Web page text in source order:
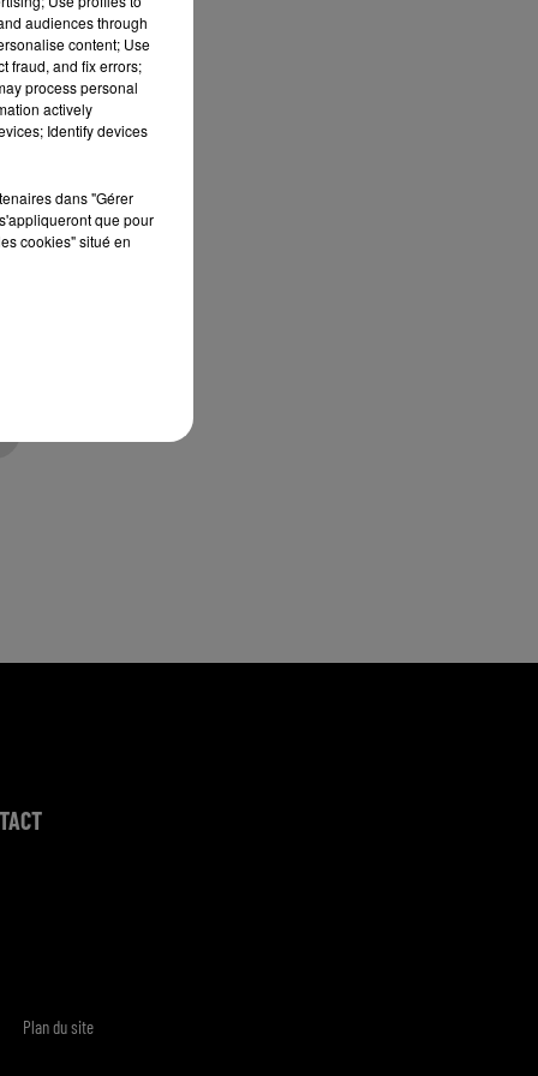
Plan du site
audiences through
content; Use
fraud, and fix errors;
process personal
actively
Identify devices
dans "Gérer
que pour
cookies" situé en